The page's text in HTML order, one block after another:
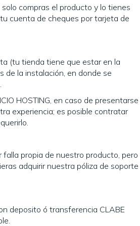
compras el producto y lo tienes
cuenta de cheques por tarjeta de
(tu tienda tiene que estar en la
de la instalación, en donde se
HOSTING, en caso de presentarse
experiencia; es posible contratar
propia de nuestro producto, pero
adquirir nuestra póliza de soporte
deposito ó transferencia CLABE